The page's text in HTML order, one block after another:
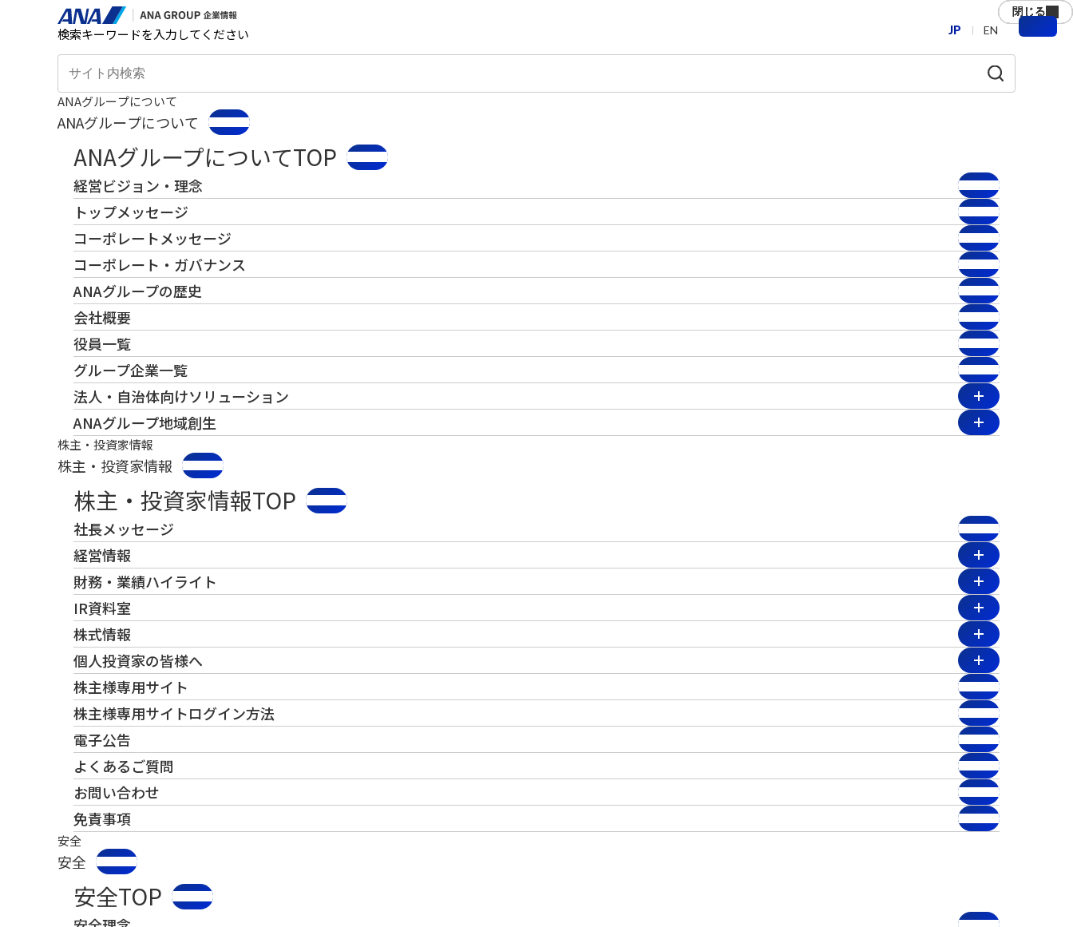
JP EN
検索キーワードを入力してください
ANAグループについて
ANAグループについて
ANAグループについてTOP
経営ビジョン・理念
トップメッセージ
コーポレートメッセージ
コーポレート・ガバナンス
ANAグループの歴史
会社概要
役員一覧
グループ企業一覧
法人・自治体向けソリューション
ANAグループ地域創生
閉じる
株主・投資家情報
株主・投資家情報
株主・投資家情報TOP
社長メッセージ
経営情報
財務・業績ハイライト
IR資料室
株式情報
個人投資家の皆様へ
株主様専用サイト
株主様専用サイトログイン方法
電子公告
よくあるご質問
お問い合わせ
免責事項
閉じる
安全
安全
安全TOP
閉じる
閉じる
閉じる
閉じる